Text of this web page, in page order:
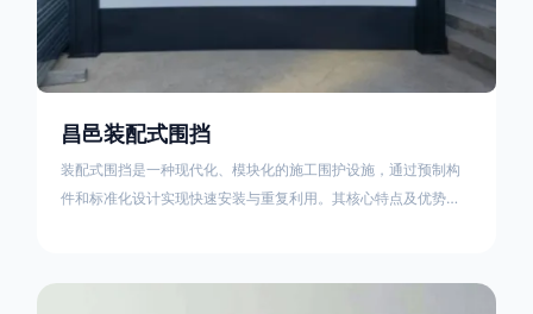
昌邑装配式围挡
装配式围挡是一种现代化、模块化的施工围护设施，通过预制构
件和标准化设计实现快速安装与重复利用。其核心特点及优势如
撑、横撑加强筋等部件增强整体稳定性立柱规格：通常为